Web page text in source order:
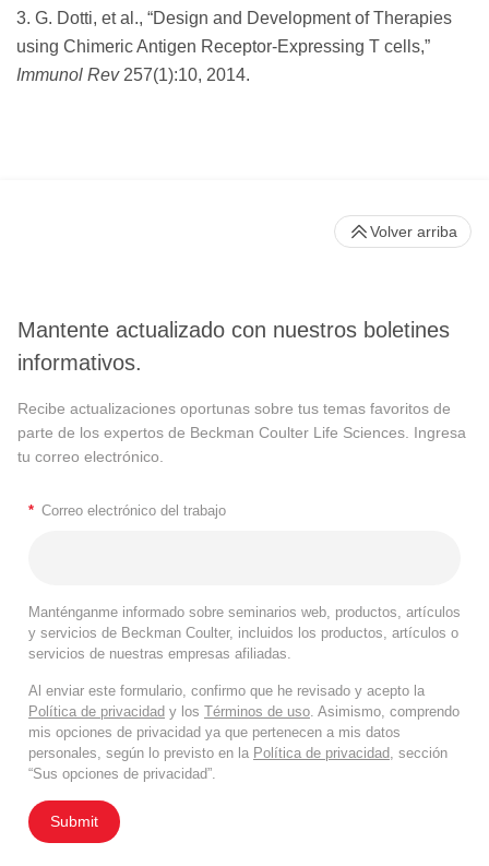
3. G. Dotti, et al., “Design and Development of Therapies
using Chimeric Antigen Receptor-Expressing T cells,”
Immunol Rev257(1):10, 2014.
Mantente actualizado con nuestros boletines
informativos.
Recibe actualizaciones oportunas sobre tus temas favoritos de
parte de los expertos de Beckman Coulter Life Sciences. Ingresa
tu correo electrónico.
* Correo electrónico del trabajo
Manténganme informado sobre seminarios web, productos, artículos
y servicios de Beckman Coulter, incluidos los productos, artículos o
servicios de nuestras empresas afiliadas.
Al enviar este formulario, confirmo que he revisado y acepto la
Política de privacidad y los Términos de uso . Asimismo, comprendo
mis opciones de privacidad ya que pertenecen a mis datos
personales, según lo previsto en la Política de privacidad , sección
“Sus opciones de privacidad”.
Submit
Volver arriba